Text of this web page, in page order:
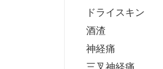
ドライスキン
酒渣
神経痛
三叉神経痛